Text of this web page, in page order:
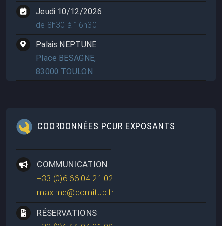
Jeudi 10/12/2026
de 8h30 à 16h30
Palais NEPTUNE
Place BESAGNE,
83000 TOULON
COORDONNÉES POUR EXPOSANTS
COMMUNICATION
+33 (0)6 66 04 21 02
maxime@comitup.fr
RÉSERVATIONS